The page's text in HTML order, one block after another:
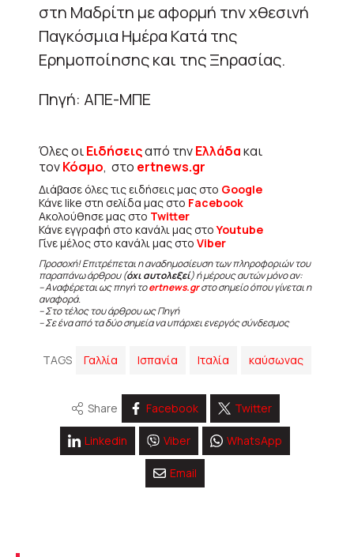
στη Μαδρίτη με αφορμή την χθεσινή
Παγκόσμια Ημέρα Κατά της
Ερημοποίησης και της Ξηρασίας.
Πηγή: ΑΠΕ-ΜΠΕ
Όλες οιΕιδήσειςαπό τηνΕλλάδακαι
τονΚόσμο, στο ertnews.gr
Διάβασε όλες τις ειδήσεις μας στο Google
Κάνε like στη σελίδα μας στο Facebook
Ακολούθησε μας στο Twitter
Κάνε εγγραφή στο κανάλι μας στοYoutube
Γίνε μέλος στο κανάλι μας στο Viber
Προσοχή! Επιτρέπεται η αναδημοσίευση των πληροφοριών του
παραπάνω άρθρου (όχι αυτολεξεί) ή μέρους αυτών μόνο αν:
– Αναφέρεται ως πηγή τοertnews.grστο σημείο όπου γίνεται η
αναφορά.
– Στο τέλος του άρθρου ως Πηγή
– Σε ένα από τα δύο σημεία να υπάρχει ενεργός σύνδεσμος
TAGS Γαλλία Ισπανία Ιταλία καύσωνας
Share Facebook Twitter
Linkedin Viber WhatsApp
Email